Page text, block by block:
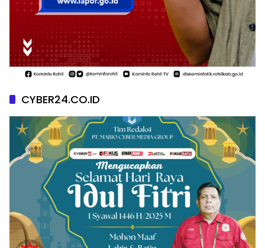
CYBER24.CO.ID